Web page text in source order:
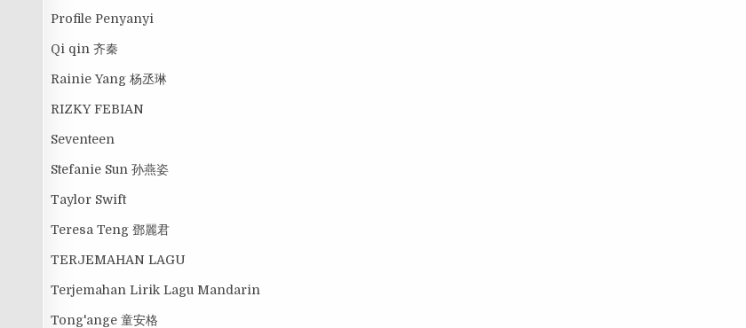
Profile Penyanyi
Qi qin 齐秦
Rainie Yang 杨丞琳
RIZKY FEBIAN
Seventeen
Stefanie Sun 孙燕姿
Taylor Swift
Teresa Teng 鄧麗君
TERJEMAHAN LAGU
Terjemahan Lirik Lagu Mandarin
Tong'ange 童安格